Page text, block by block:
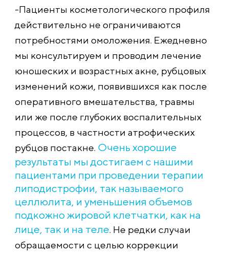
-Пациенты косметологического профиля
действительно не ограничиваются
потребностями омоложения. Ежедневно
мы консультируем и проводим лечение
юношеских и возрастных акне, рубцовых
изменений кожи, появившихся как после
оперативного вмешательства, травмы
или же после глубоких воспалительных
процессов, в частности атрофических
рубцов постакне. Очень хорошие
результаты мы достигаем с нашими
пациентами при проведении терапии
липодистрофии, так называемого
целлюлита, и уменьшения объемов
подкожно жировой клетчатки, как на
лице, так и на теле. Не редки случаи
обращаемости с целью коррекции